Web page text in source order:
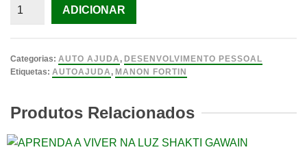
Quantidade
da
Alma
A
para
ADICIONAR
Categorias: AUTO AJUDA , DESENVOLVIMENTO PESSOAL
Etiquetas: AUTOAJUDA , MANON FORTIN
Produtos Relacionados